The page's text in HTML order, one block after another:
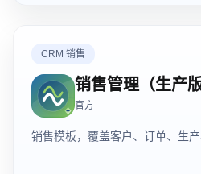
CRM 销售
销售管理（生产版
官方
销售模板，覆盖客户、订单、生产